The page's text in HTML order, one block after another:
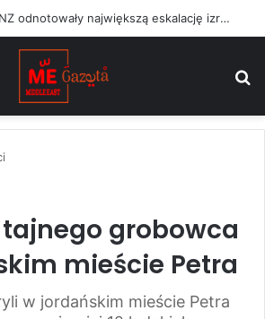
Siły pokojowe ONZ odnotowały największą eskalację izraelskich działań w Libanie od czasu zawieszenia broni w czerwcu
grobowca
mieście Petra
w jordańskim mieście Petra